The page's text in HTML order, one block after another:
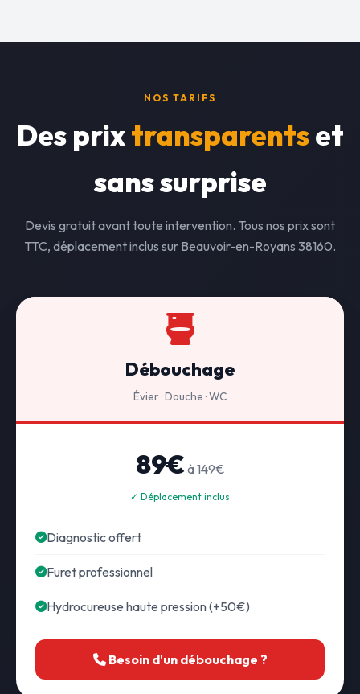
NOS TARIFS
Des prixtransparentset
sans surprise
Devis gratuit avant toute intervention. Tous nos prix sont
TTC, déplacement inclus sur Beauvoir-en-Royans 38160.
Débouchage
Évier · Douche · WC
89€ à 149€
✓ Déplacement inclus
Diagnostic offert
Furet professionnel
Hydrocureuse haute pression (+50€)
Besoin d'un débouchage ?